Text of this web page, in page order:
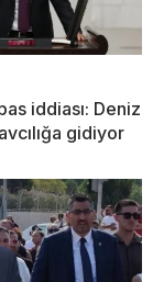
iddiası: Deniz
gidiyor